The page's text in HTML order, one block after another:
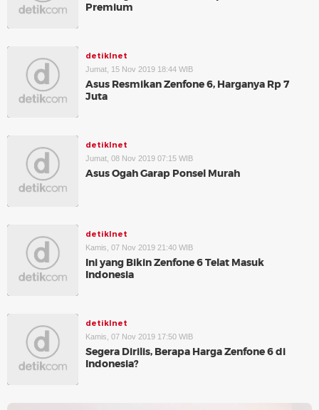
Premium
detikInet
Jumat, 15 Nov 2019 18:44 WIB
Asus Resmikan Zenfone 6, Harganya Rp 7
Juta
detikInet
Jumat, 08 Nov 2019 07:15 WIB
Asus Ogah Garap Ponsel Murah
detikInet
Kamis, 07 Nov 2019 21:40 WIB
Ini yang Bikin Zenfone 6 Telat Masuk
Indonesia
detikInet
Kamis, 07 Nov 2019 17:50 WIB
Segera Dirilis, Berapa Harga Zenfone 6 di
Indonesia?